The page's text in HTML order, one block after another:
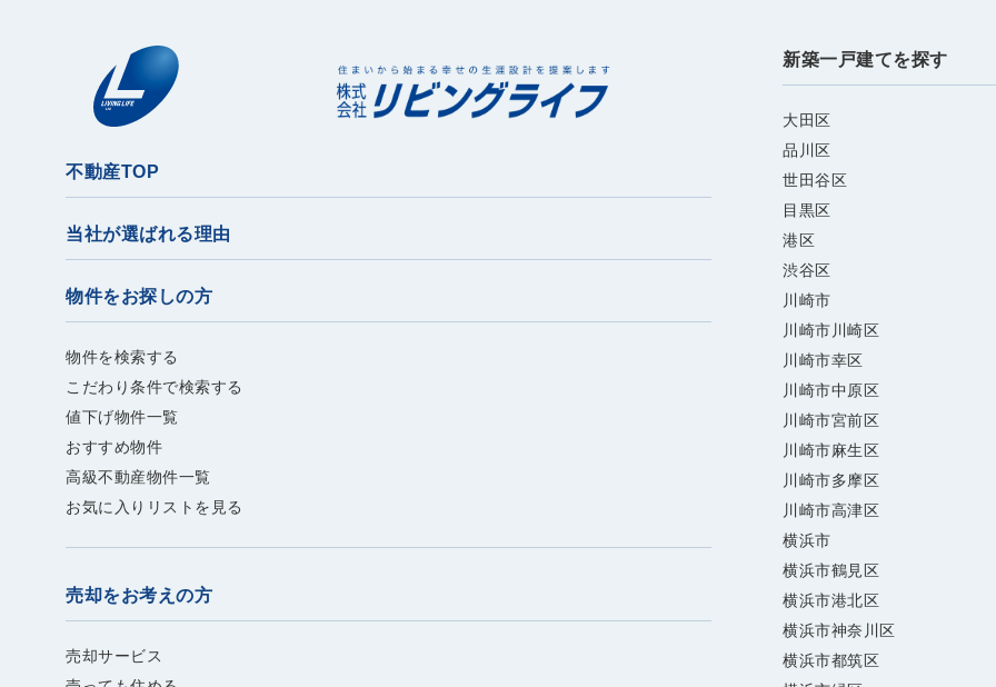
不動産TOP
当社が選ばれる理由
物件をお探しの方
物件を検索する
こだわり条件で検索する
値下げ物件一覧
おすすめ物件
高級不動産物件一覧
お気に入りリストを見る
売却をお考えの方
売却サービス
新築一戸建てを探す
大田区
品川区
世田谷区
目黒区
港区
渋谷区
川崎市
川崎市川崎区
川崎市幸区
川崎市中原区
川崎市宮前区
川崎市麻生区
川崎市多摩区
川崎市高津区
横浜市
横浜市鶴見区
横浜市港北区
横浜市神奈川区
横浜市都筑区